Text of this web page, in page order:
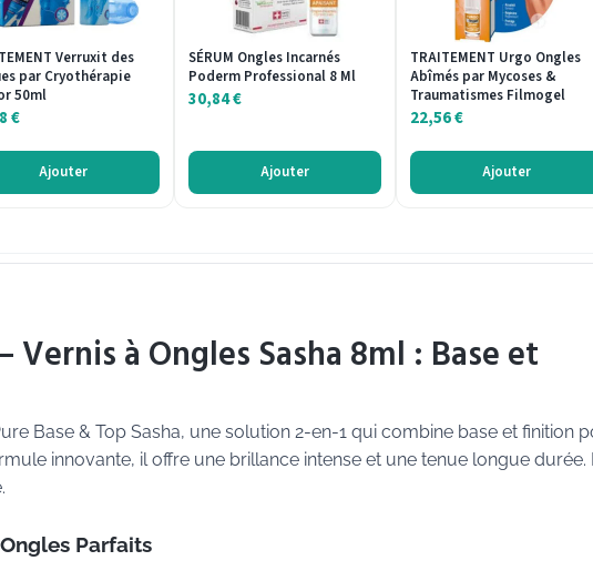
Verruxit des
par Cryothérapie
50ml
€
Ajouter
SÉRUM Ongles Incarnés
Poderm Professional 8 Ml
30,84€
Ajouter
TRAITEMENT Urgo Ongles
Abîmés par Mycoses &
Traumatismes Filmogel
22,56€
Ajouter
Vernis à Ongles Sasha 8ml : Base et
Base & Top Sasha, une solution 2-en-1 qui combine base et finition
innovante, il offre une brillance intense et une tenue longue durée.
Parfaits